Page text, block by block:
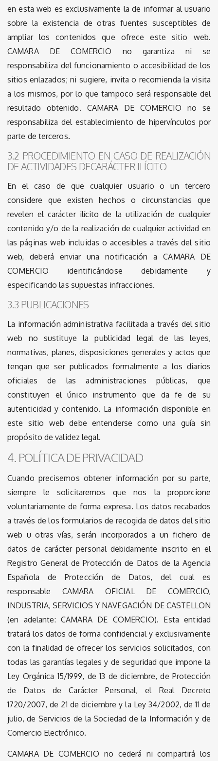
en esta web es exclusivamente la de informar al usuario
sobre la existencia de otras fuentes susceptibles de
ampliar los contenidos que ofrece este sitio web.
CAMARA DE COMERCIO no garantiza ni se
responsabiliza del funcionamiento o accesibilidad de los
sitios enlazados; ni sugiere, invita o recomienda la visita
a los mismos, por lo que tampoco será responsable del
resultado obtenido. CAMARA DE COMERCIO no se
responsabiliza del establecimiento de hipervínculos por
parte de terceros.
3.2 PROCEDIMIENTO EN CASO DE REALIZACIÓN
DE ACTIVIDADES DECARÁCTER ILÍCITO
En el caso de que cualquier usuario o un tercero
considere que existen hechos o circunstancias que
revelen el carácter ilícito de la utilización de cualquier
contenido y/o de la realización de cualquier actividad en
las páginas web incluidas o accesibles a través del sitio
web, deberá enviar una notificación a CAMARA DE
COMERCIO identificándose debidamente y
especificando las supuestas infracciones.
3.3 PUBLICACIONES
La información administrativa facilitada a través del sitio
web no sustituye la publicidad legal de las leyes,
normativas, planes, disposiciones generales y actos que
tengan que ser publicados formalmente a los diarios
oficiales de las administraciones públicas, que
constituyen el único instrumento que da fe de su
autenticidad y contenido. La información disponible en
este sitio web debe entenderse como una guía sin
propósito de validez legal.
4. POLÍTICA DE PRIVACIDAD
Cuando precisemos obtener información por su parte,
siempre le solicitaremos que nos la proporcione
voluntariamente de forma expresa. Los datos recabados
a través de los formularios de recogida de datos del sitio
web u otras vías, serán incorporados a un fichero de
datos de carácter personal debidamente inscrito en el
Registro General de Protección de Datos de la Agencia
Española de Protección de Datos, del cual es
responsable CAMARA OFICIAL DE COMERCIO,
INDUSTRIA, SERVICIOS Y NAVEGACIÓN DE CASTELLON
(en adelante: CAMARA DE COMERCIO). Esta entidad
tratará los datos de forma confidencial y exclusivamente
con la finalidad de ofrecer los servicios solicitados, con
todas las garantías legales y de seguridad que impone la
Ley Orgánica 15/1999, de 13 de diciembre, de Protección
de Datos de Carácter Personal, el Real Decreto
1720/2007, de 21 de diciembre y la Ley 34/2002, de 11 de
julio, de Servicios de la Sociedad de la Información y de
Comercio Electrónico.
CAMARA DE COMERCIO no cederá ni compartirá los